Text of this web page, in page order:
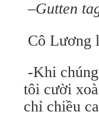
–Gutten
Cô Lương
-Khi
tôi cười
chỉ chiều